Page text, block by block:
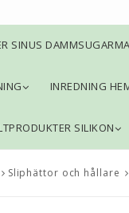
SINUS
INREDNING
SILIKON
Sliphättor och hållare